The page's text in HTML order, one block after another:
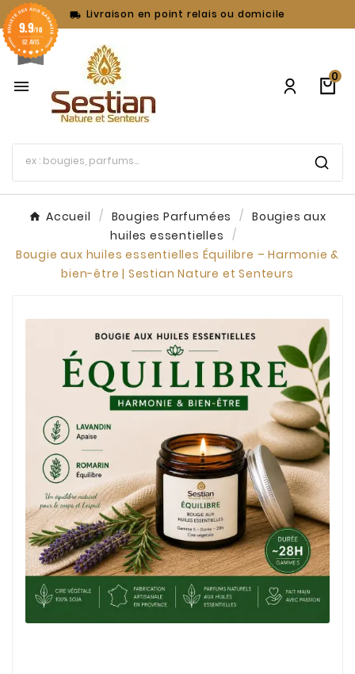
 Livraison en point relais ou domicile

0
Accueil Bougies Parfumées
Bougies aux
huiles essentielles
Bougie aux huiles essentielles Équilibre – Harmonie &
bien-être | Sestian Nature et Senteurs
9.9/10
62 AVIS